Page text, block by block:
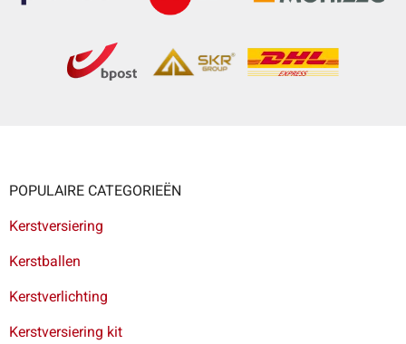
POPULAIRE CATEGORIEËN
Kerstversiering
Kerstballen
Kerstverlichting
Kerstversiering kit